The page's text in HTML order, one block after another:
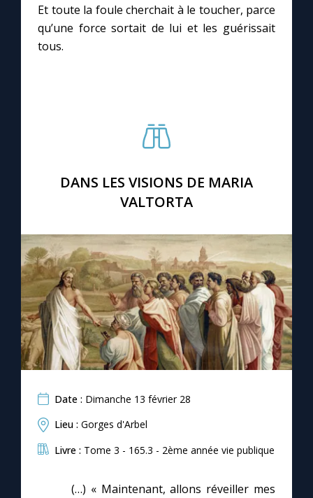
Une neuvaine
Chapelet pour le monde
Contact
Marie de Nazareth
Et toute la foule cherchait à le toucher, parce
qu’une force sortait de lui et les guérissait
tous.
DANS LES VISIONS DE MARIA
VALTORTA
Date : Dimanche 13 février 28
Lieu : Gorges d'Arbel
Livre : Tome 3 - 165.3 - 2ème année vie publique
(…) « Maintenant, allons réveiller mes